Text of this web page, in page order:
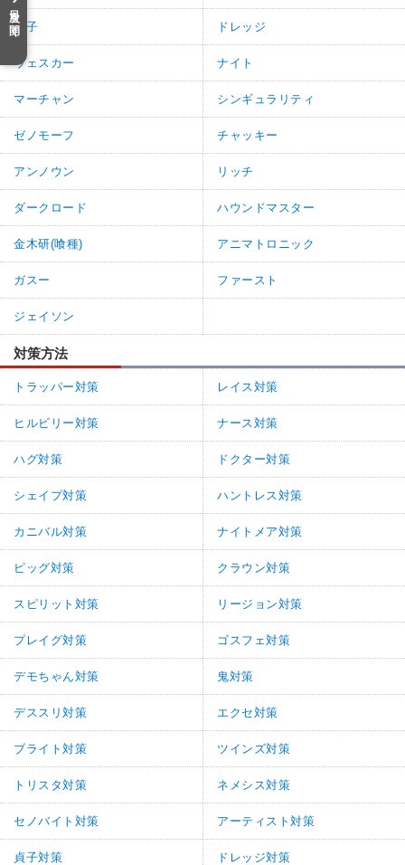
目次を開く貞子 ドレッジ
ウェスカー ナイト
マーチャン シンギュラリティ
ゼノモーフ チャッキー
アンノウン リッチ
ダークロード ハウンドマスター
金木研(喰種) アニマトロニック
ガスー ファースト
ジェイソン
対策方法
トラッパー対策 レイス対策
ヒルビリー対策 ナース対策
ハグ対策 ドクター対策
シェイプ対策 ハントレス対策
カニバル対策 ナイトメア対策
ピッグ対策 クラウン対策
スピリット対策 リージョン対策
プレイグ対策 ゴスフェ対策
デモちゃん対策 鬼対策
デススリ対策 エクセ対策
ブライト対策 ツインズ対策
トリスタ対策 ネメシス対策
セノバイト対策 アーティスト対策
貞子対策 ドレッジ対策